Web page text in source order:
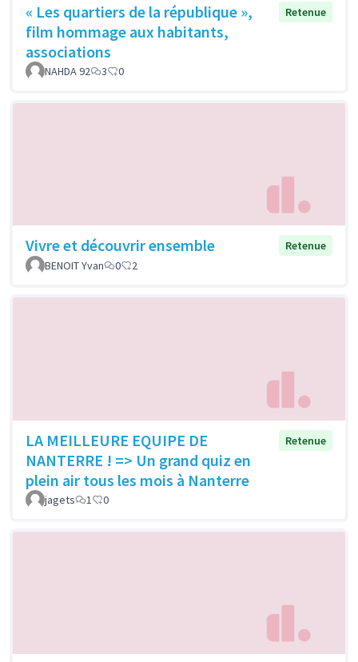
« Les quartiers de la république »,
film hommage aux habitants,
associations
Retenue
NAHDA 92 3 0
Vivre et découvrir ensemble
Retenue
BENOIT Yvan
0 2
LA MEILLEURE EQUIPE DE
NANTERRE ! => Un grand quiz en
plein air tous les mois à Nanterre
Retenue
jagets 1 0